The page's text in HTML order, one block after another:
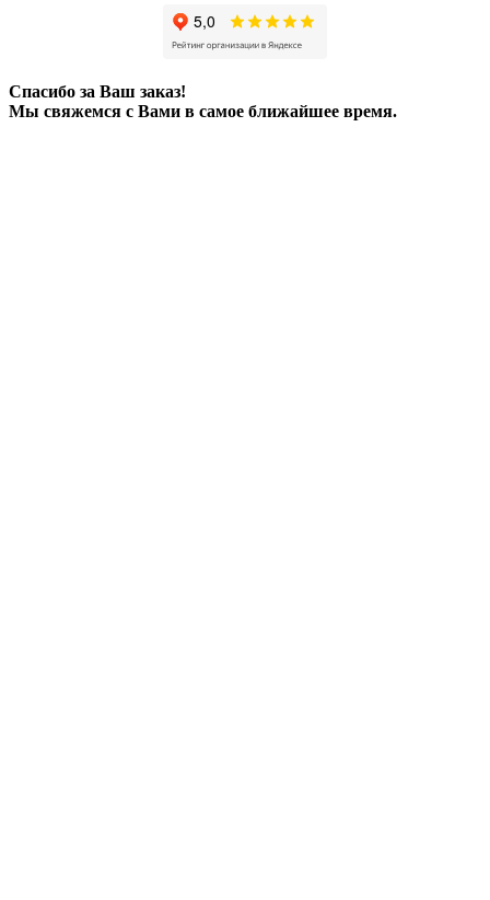
Спасибо за Ваш заказ!
Мы свяжемся с Вами в самое ближайшее время.